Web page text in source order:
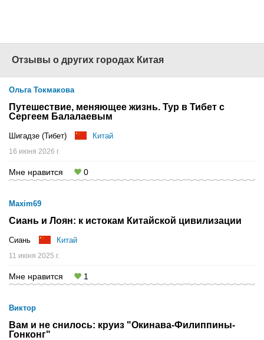
Отзывы о других городах Китая
Ольга Токмакова
Путешествие, меняющее жизнь. Тур в Тибет с
Сергеем Балалаевым
Шигадзе (Тибет) Китай
16 июня 2026 г.
Мне нравится 0
Maxim69
Сиань и Лоян: к истокам Китайской цивилизации
Сиань Китай
11 июня 2025 г.
Мне нравится 1
Виктор
Вам и не снилось: круиз "Окинава-Филиппины-
Гонконг"